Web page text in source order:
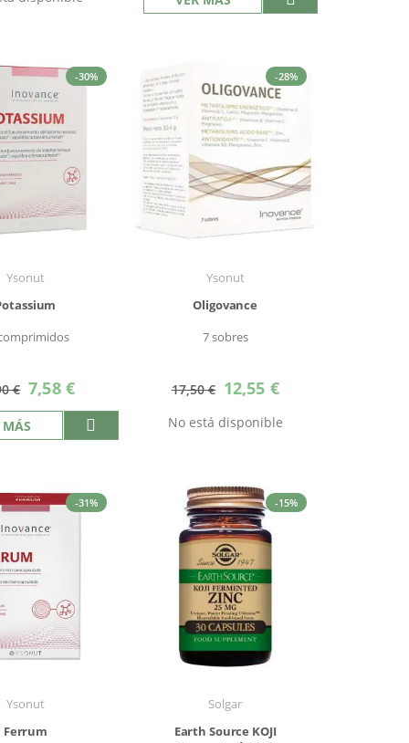
-30%
Ysonut
€ Precio
especial
7,58 €
MÁS
-28%
Ysonut
Oligovance
7 sobres
17,50 € Precio
especial
12,55 €
No está disponible
-31%
Ysonut
Ferrum
-15%
Solgar
Earth Source KOJI